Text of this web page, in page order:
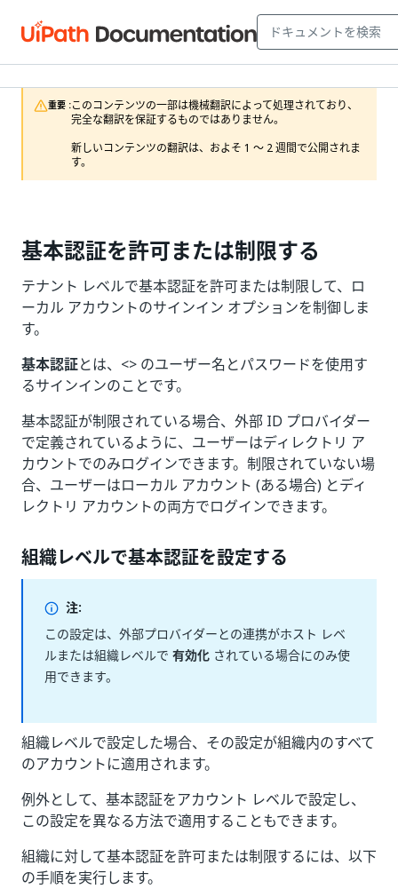
重要 :このコンテンツの一部は機械翻訳によって処理されており、
完全な翻訳を保証するものではありません。
新しいコンテンツの翻訳は、およそ 1 ～ 2 週間で公開されま
す。
基本認証を許可または制限する
テナント レベルで基本認証を許可または制限して、ロ
ーカル アカウントのサインイン オプションを制御しま
す。
基本認証とは、<> のユーザー名とパスワードを使用す
るサインインのことです。
基本認証が制限されている場合、外部 ID プロバイダー
で定義されているように、ユーザーはディレクトリ ア
カウントでのみログインできます。制限されていない場
合、ユーザーはローカル アカウント (ある場合) とディ
レクトリ アカウントの両方でログインできます。
組織レベルで基本認証を設定する
注:
この設定は、外部プロバイダーとの連携がホスト レベ
ルまたは組織レベルで 有効化 されている場合にのみ使
用できます。
組織レベルで設定した場合、その設定が組織内のすべて
のアカウントに適用されます。
例外として、基本認証をアカウント レベルで設定し、
この設定を異なる方法で適用することもできます。
組織に対して基本認証を許可または制限するには、以下
の手順を実行します。